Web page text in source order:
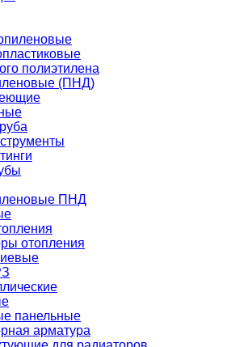
полиэтилена
(ПНД)
ПНД
отопления
панельные
арматура